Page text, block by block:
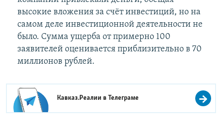
высокие вложения за счёт инвестиций, но на
самом деле инвестиционной деятельности не
было. Сумма ущерба от примерно 100
заявителей оценивается приблизительно в 70
миллионов рублей.
Кавказ.Реалии вТелеграме